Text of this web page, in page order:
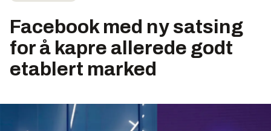
Facebook med ny satsing
for å kapre allerede godt
etablert marked